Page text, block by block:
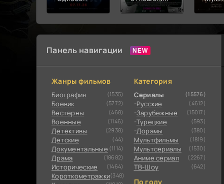
Панель навигации
Жанры фильмов
Биография (1535)
Боевик (5772)
Вестерны (468)
Военные (1146)
Детективы (2938)
Детские (44)
Документальные (1114)
Драма (18682)
Исторические (1464)
Короткометражки(348)
Категория
Сериалы (15576)
Русские (4612)
Зарубежные (15017)
Турецкие (593)
Дорамы (380)
Мультфильмы (1819)
Мультсериалы (1530)
Аниме сериал (2267)
ТВ-Шоу (642)
По году